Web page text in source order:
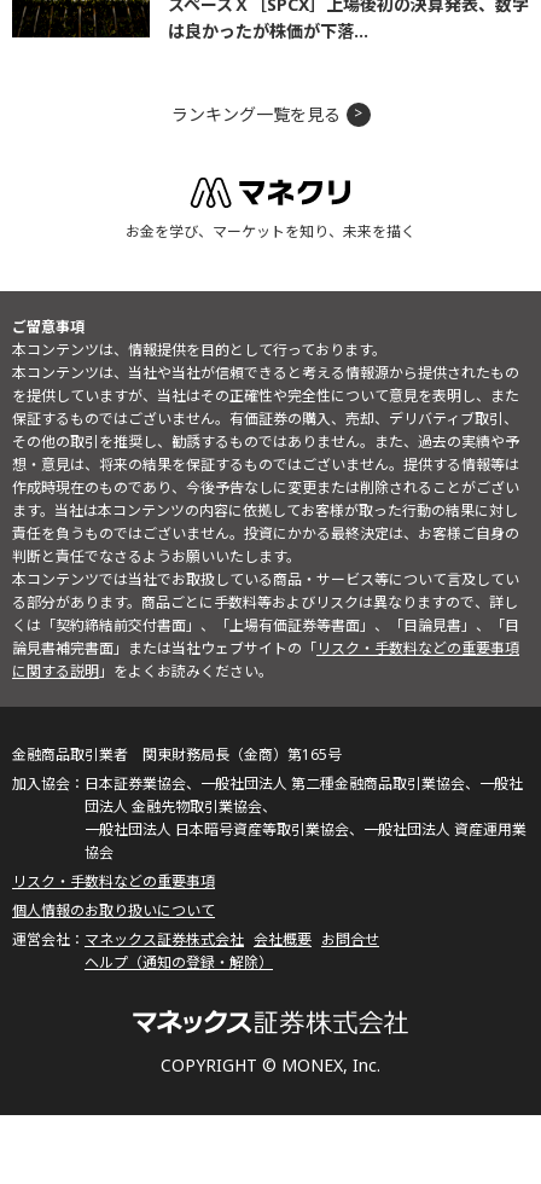
は良かったが株価が下落...
ランキング一覧を見る
お金を学び、マーケットを知り、未来を描く
ご留意事項
本コンテンツは、情報提供を目的として行っております。
本コンテンツは、当社や当社が信頼できると考える情報源から提供されたもの
を提供していますが、当社はその正確性や完全性について意見を表明し、また
保証するものではございません。有価証券の購入、売却、デリバティブ取引、
その他の取引を推奨し、勧誘するものではありません。また、過去の実績や予
想・意見は、将来の結果を保証するものではございません。提供する情報等は
作成時現在のものであり、今後予告なしに変更または削除されることがござい
ます。当社は本コンテンツの内容に依拠してお客様が取った行動の結果に対し
責任を負うものではございません。投資にかかる最終決定は、お客様ご自身の
判断と責任でなさるようお願いいたします。
本コンテンツでは当社でお取扱している商品・サービス等について言及してい
る部分があります。商品ごとに手数料等およびリスクは異なりますので、詳し
くは「契約締結前交付書面」、「上場有価証券等書面」、「目論見書」、「目
論見書補完書面」または当社ウェブサイトの「リスク・手数料などの重要事項
に関する説明」をよくお読みください。
COPYRIGHT © MONEX, Inc.
金融商品取引業者 関東財務局長（金商）第165号
日本証券業協会、一般社団法人 第二種金融商品取引業協会、一般社
団法人 金融先物取引業協会、
一般社団法人 日本暗号資産等取引業協会、一般社団法人 資産運用業
協会
リスク・手数料などの重要事項
個人情報のお取り扱いについて
マネックス証券株式会社 会社概要 お問合せ
ヘルプ（通知の登録・解除）